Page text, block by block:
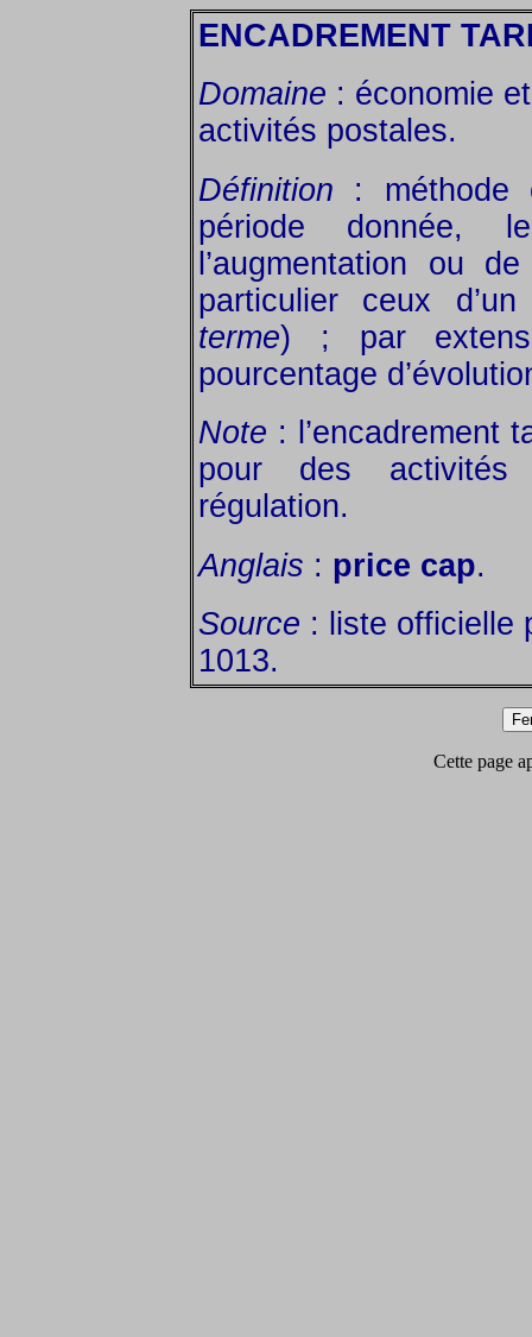
ENCADREMENT
Domaine : économie
activités postales.
Définition : méthode
période donnée,
l’augmentation ou
particulier ceux
terme) ; par
pourcentage
Note : l’encadrement
pour des activités
régulation.
Anglais : price cap.
Source : liste officielle
1013.
Cette page